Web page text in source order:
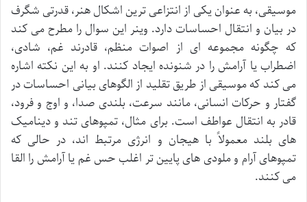
موسیقی، به عنوان یکی از انتزاعی ترین اشکال هنر، قدرتی شگرف
در بیان و انتقال احساسات دارد. وینر این سوال را مطرح می کند
که چگونه مجموعه ای از اصوات منظم، قادرند غم، شادی،
اضطراب یا آرامش را در شنونده ایجاد کنند. او به این نکته اشاره
می کند که موسیقی از طریق تقلید از الگوهای بیانی احساسات در
گفتار و حرکات انسانی، مانند سرعت، بلندی صدا، و اوج و فرود،
قادر به انتقال عواطف است. برای مثال، تمپوهای تند و دینامیک
های بلند معمولاً با هیجان و انرژی مرتبط اند، در حالی که
تمپوهای آرام و ملودی های پایین تر اغلب حس غم یا آرامش را القا
می کنند.